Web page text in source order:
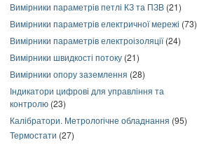
Вимірники параметрів петлі КЗ та ПЗВ (21)
Вимірники параметрів електричної мережі (73)
Вимірники параметрів електроізоляції(24)
Вимірники швидкості потоку (21)
Вимірники опору заземлення (28)
Індикатори цифрові для управління та
контролю (23)
Калібратори. Метрологічне обладнання (95)
Термостати (27)